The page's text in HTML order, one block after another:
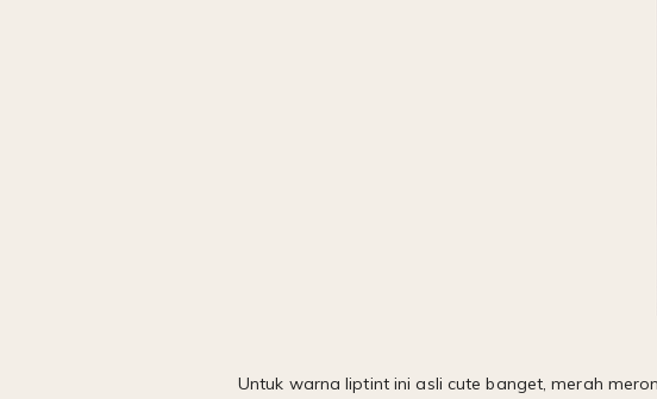
Untuk warna liptint ini asli cute banget, merah